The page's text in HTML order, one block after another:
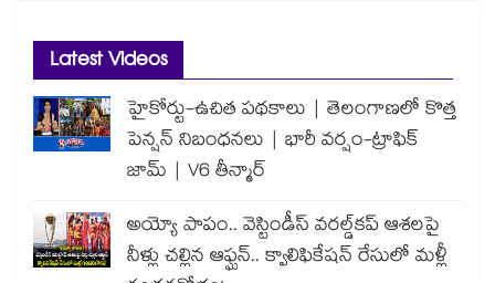
Latest Videos
హైకోర్టు-ఉచిత పథకాలు | తెలంగాణలో కొత్త
పెన్షన్ నిబంధనలు | భారీ వర్షం-ట్రాఫిక్
జామ్ | V6 తీన్మార్
అయ్యో పాపం.. వెస్టిండీస్ వరల్డ్‌కప్ ఆశలపై
నీళ్లు చల్లిన ఆఫ్ఘన్.. క్వాలిఫికేషన్ రేసులో మళ్లీ